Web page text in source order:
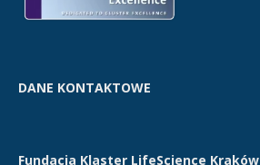
DANE KONTAKTOWE
Fundacja Klaster LifeScience Kraków